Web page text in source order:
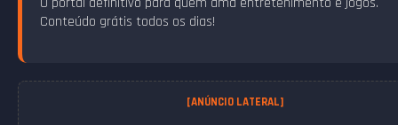
Conteúdo grátis todos os dias!
[ANÚNCIO LATERAL]